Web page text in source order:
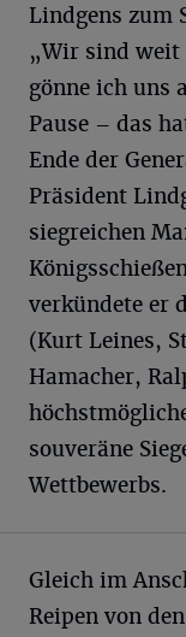
Lindgens zum
„Wir sind weit
gönne ich uns
Pause – das
Ende der
Präsident
siegreichen
verkündete er
(Kurt Leines,
Hamacher,
souveräne
Wettbewerbs.
Gleich im
Reipen von